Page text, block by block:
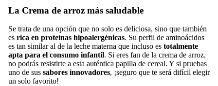
La Crema de arroz más saludable
Se trata de una opción que no solo es deliciosa, sino que también
es rica en proteínas hipoalergénicas. Su perfil de aminoácidos
es tan similar al de la leche materna que incluso es totalmente
apta para el consumo infantil. Si eres fan de la crema de arroz,
no podrás resistirte a esta auténtica papilla de cereal. Y si pruebas
uno de sus sabores innovadores, ¡seguro que te será difícil elegir
un solo favorito!